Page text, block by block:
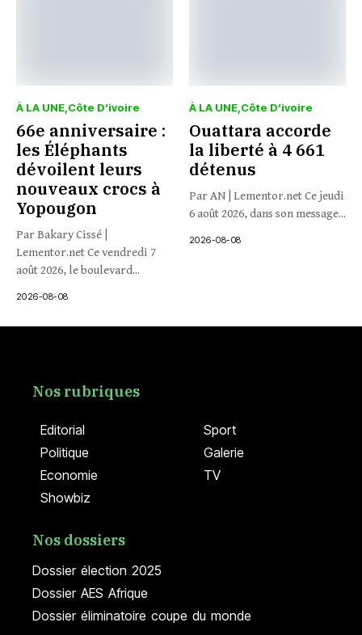
À LA UNE Côte D’ivoire
66e anniversaire :
les Éléphants
dévoilent leurs
nouveaux crocs à
Yopougon
Par Bakary Cissé |
Lementor.net Ce vendredi 7
août 2026, le boulevard...
2026-08-08
À LA UNE Côte D’ivoire
Ouattara accorde
la liberté à 4 661
détenus
Par AN | Lementor.net Ce jeudi
6 août 2026, dans son message...
2026-08-08
Editorial
Politique
Economie
Showbiz
Sport
Galerie
TV
Nos rubriques
Dossier élection 2025
Dossier AES Afrique
Dossier éliminatoire coupe du monde
Nos dossiers